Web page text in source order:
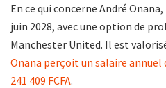
En ce qui concerne André
juin 2028, avec une option de
Manchester United. Il est
Onana perçoit un salaire annuel
241 409 FCFA.